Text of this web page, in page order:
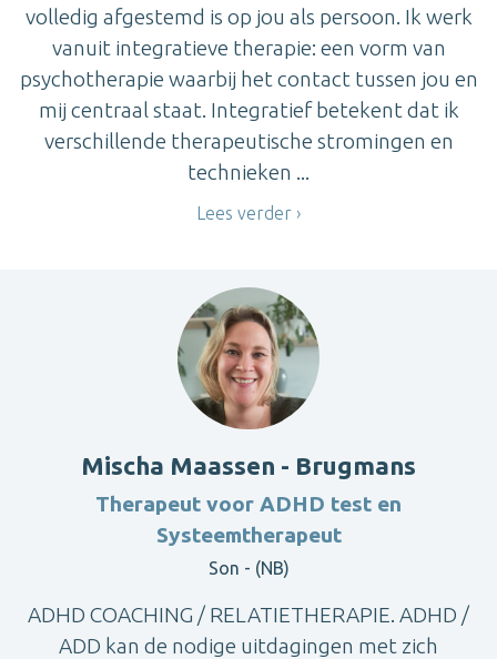
volledig afgestemd is op jou als persoon. Ik werk
vanuit integratieve therapie: een vorm van
psychotherapie waarbij het contact tussen jou en
mij centraal staat. Integratief betekent dat ik
verschillende therapeutische stromingen en
technieken ...
Lees verder
Mischa Maassen - Brugmans
Therapeut voor ADHD test en
Systeemtherapeut
Son - (NB)
ADHD COACHING / RELATIETHERAPIE. ADHD /
ADD kan de nodige uitdagingen met zich